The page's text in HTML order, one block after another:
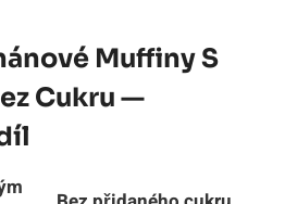
Muffiny S
Cukru —